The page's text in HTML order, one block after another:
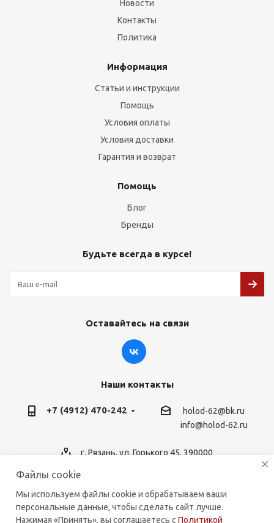
Новости
Контакты
Политика
Информация
Статьи и инструкции
Помощь
Условия оплаты
Условия доставки
Гарантия и возврат
Помощь
Блог
Бренды
Будьте всегда в курсе!
Оставайтесь на связи
Наши контакты
+7 (4912) 470-242
holod-62@bk.ru
info@holod-62.ru
г. Рязань, ул. Горького 45, 390000
2026 © holod-62.ru. Комплектующие для бытовой и
Файлы cookie
Мы используем файлы cookie и обрабатываем ваши
персональные данные, чтобы сделать сайт лучше.
Нажимая «Принять», вы соглашаетесь с Политикой